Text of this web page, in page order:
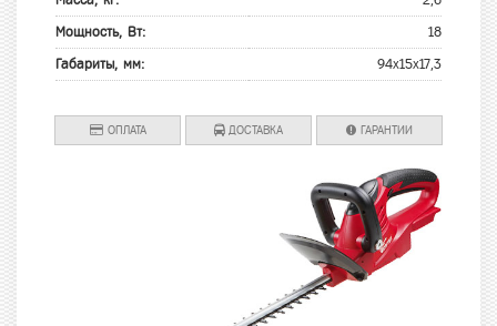
Мощность, Вт: 18
Габариты, мм: 94х15х17,3
ОПЛАТА ДОСТАВКА ГАРАНТИИ